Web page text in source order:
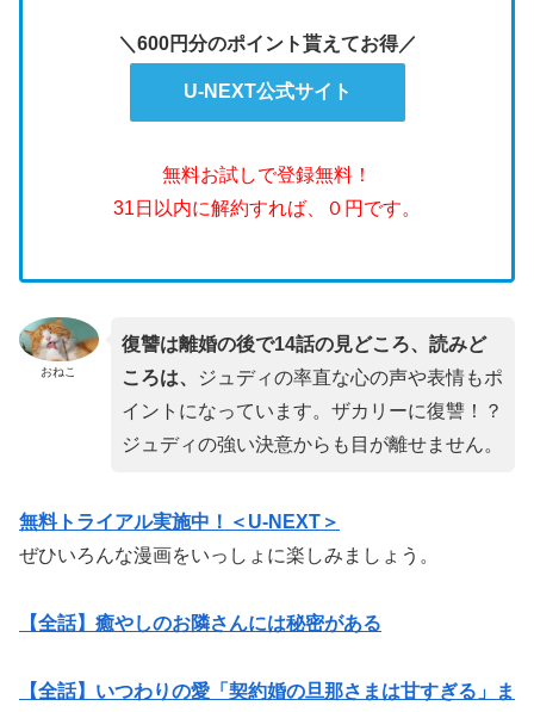
＼600円分のポイント貰えてお得／
U-NEXT公式サイト
無料お試しで登録無料！
31日以内に解約すれば、０円です。
おねこ
復讐は離婚の後で14話の見どころ、読みど
ころは、
ジュディの率直な心の声や表情もポ
イントになっています。ザカリーに復讐！？
ジュディの強い決意からも目が離せません。
無料トライアル実施中！＜U-NEXT＞
ぜひいろんな漫画をいっしょに楽しみましょう。
【全話】癒やしのお隣さんには秘密がある
【全話】いつわりの愛「契約婚の旦那さまは甘すぎる」ま